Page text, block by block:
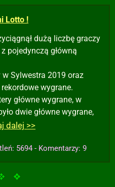
Lotto !
dużą liczbę graczy
pojedynczą główną
Sylwestra 2019 oraz
wygrane.
główne wygrane, w
dwie główne wygrane,
dalej >>
5694 - Komentarzy: 9